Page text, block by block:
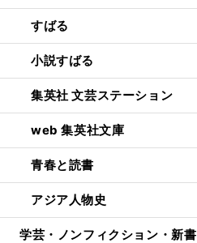
すばる
小説すばる
集英社 文芸ステーション
web 集英社文庫
青春と読書
アジア人物史
学芸・ノンフィクション・新書